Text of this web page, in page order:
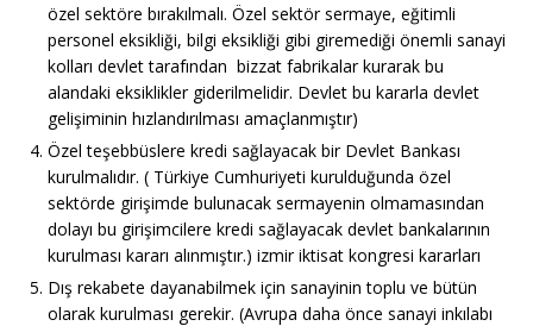
özel sektöre bırakılmalı. Özel sektör sermaye, eğitimli
personel eksikliği, bilgi eksikliği gibi giremediği önemli sanayi
kolları devlet tarafından bizzat fabrikalar kurarak bu
alandaki eksiklikler giderilmelidir. Devlet bu kararla devlet
gelişiminin hızlandırılması amaçlanmıştır)
Özel teşebbüslere kredi sağlayacak bir Devlet Bankası
kurulmalıdır. ( Türkiye Cumhuriyeti kurulduğunda özel
sektörde girişimde bulunacak sermayenin olmamasından
dolayı bu girişimcilere kredi sağlayacak devlet bankalarının
kurulması kararı alınmıştır.) izmir iktisat kongresi kararları
Dış rekabete dayanabilmek için sanayinin toplu ve bütün
olarak kurulması gerekir. (Avrupa daha önce sanayi inkılabı